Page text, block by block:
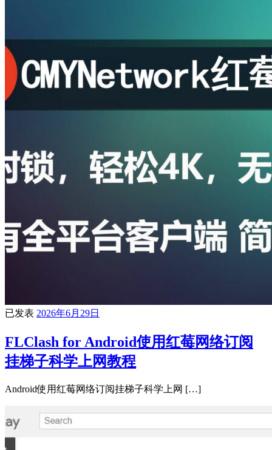
已发表 2026年6月29日
FLClash for Android使用红莓网络订阅
挂梯子科学上网教程
Android使用红莓网络订阅挂梯子科学上网 […]